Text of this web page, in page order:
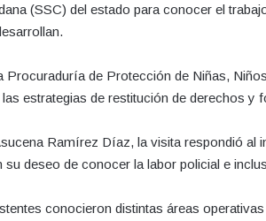
(SSC) del estado para conocer el
Procuraduría de Protección de Niñas,
estrategias de restitución de derechos y
Ramírez Díaz, la visita respondió al
su deseo de conocer la labor policial e
conocieron distintas áreas